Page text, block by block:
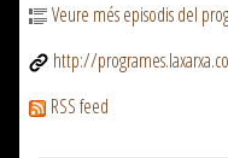
Veure més episodis del
http://
RSS feed